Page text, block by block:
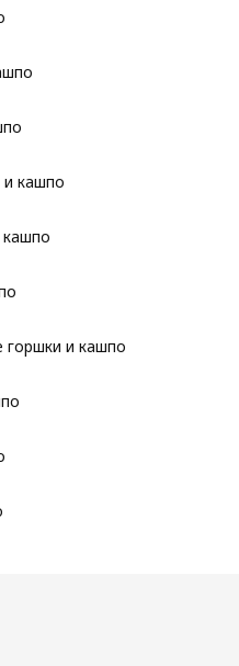
и кашпо
горшки и кашпо